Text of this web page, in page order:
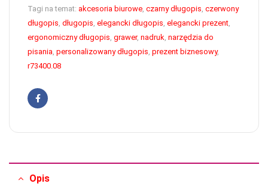
Tagi na temat: akcesoria biurowe, czarny długopis, czerwony
długopis, długopis, elegancki długopis, elegancki prezent,
ergonomiczny długopis, grawer, nadruk, narzędzia do
pisania, personalizowany długopis, prezent biznesowy,
r73400.08
Facebook
Opis